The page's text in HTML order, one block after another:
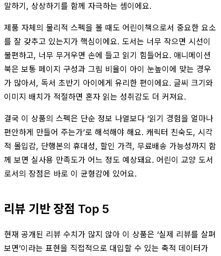
말하기, 상상하기를 함께 자극하는 셈이에요.
제품 자체의 물리적 스펙을 볼 때도 어린이책으로서 중요한 요소
를 잘 갖추고 있는지가 핵심이에요. 도서는 너무 작으면 시선이
불편하고, 너무 무거우면 손에 들고 읽기 힘들어요. 애니메이션
북은 보통 페이지 구성과 그림 비율이 아이 눈높이에 맞는 경우
가 많아서, 독서 초반기 아이에게 유리한 편이에요. 글씨 크기와
이미지 배치가 적절하면 혼자 읽는 성취감도 더 커져요.
결국 이 상품의 스펙은 단순 정보 나열보다 ‘읽기 경험을 얼마나
편안하게 만들어 주는가’로 해석해야 해요. 캐릭터 친숙도, 시각
적 몰입감, 단행본의 휴대성, 할인 가격, 무료배송 가능성까지 함
께 보면 실사용 만족도가 어느 정도 예상돼요. 어린이 교양 도서
로서의 장점은 바로 이 균형감에 있어요.
리뷰 기반 장점 Top 5
현재 공개된 리뷰 수치가 많지 않아 이 상품은 ‘실제 리뷰를 살펴
보면’이라는 표현을 직접적으로 대입할 수 있는 축적 데이터가